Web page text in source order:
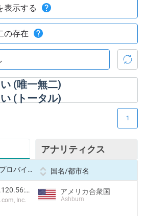
(唯一無二)
(トータル)
表示する
の存在
アナリティクス
1
IP/プロバイダー 国名/都市名
52.203.120.56:42948
Inc.
アメリカ合衆国
Ashburn